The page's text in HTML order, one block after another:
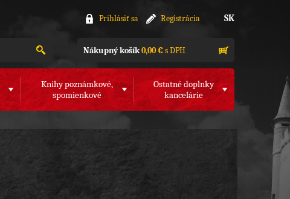
Prihlásiť sa Registrácia SK
Nákupný košík0,00 €s DPH
Knihy poznámkové,
spomienkové
Ostatné doplnky
kancelárie